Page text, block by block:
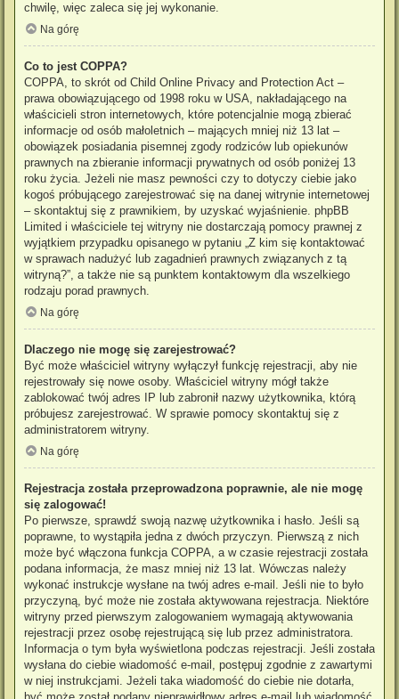
chwilę, więc zaleca się jej wykonanie.
Na górę
Co to jest COPPA?
COPPA, to skrót od Child Online Privacy and Protection Act –
prawa obowiązującego od 1998 roku w USA, nakładającego na
właścicieli stron internetowych, które potencjalnie mogą zbierać
informacje od osób małoletnich – mających mniej niż 13 lat –
obowiązek posiadania pisemnej zgody rodziców lub opiekunów
prawnych na zbieranie informacji prywatnych od osób poniżej 13
roku życia. Jeżeli nie masz pewności czy to dotyczy ciebie jako
kogoś próbującego zarejestrować się na danej witrynie internetowej
– skontaktuj się z prawnikiem, by uzyskać wyjaśnienie. phpBB
Limited i właściciele tej witryny nie dostarczają pomocy prawnej z
wyjątkiem przypadku opisanego w pytaniu „Z kim się kontaktować
w sprawach nadużyć lub zagadnień prawnych związanych z tą
witryną?”, a także nie są punktem kontaktowym dla wszelkiego
rodzaju porad prawnych.
Na górę
Dlaczego nie mogę się zarejestrować?
Być może właściciel witryny wyłączył funkcję rejestracji, aby nie
rejestrowały się nowe osoby. Właściciel witryny mógł także
zablokować twój adres IP lub zabronił nazwy użytkownika, którą
próbujesz zarejestrować. W sprawie pomocy skontaktuj się z
administratorem witryny.
Na górę
Rejestracja została przeprowadzona poprawnie, ale nie mogę
się zalogować!
Po pierwsze, sprawdź swoją nazwę użytkownika i hasło. Jeśli są
poprawne, to wystąpiła jedna z dwóch przyczyn. Pierwszą z nich
może być włączona funkcja COPPA, a w czasie rejestracji została
podana informacja, że masz mniej niż 13 lat. Wówczas należy
wykonać instrukcje wysłane na twój adres e-mail. Jeśli nie to było
przyczyną, być może nie została aktywowana rejestracja. Niektóre
witryny przed pierwszym zalogowaniem wymagają aktywowania
rejestracji przez osobę rejestrującą się lub przez administratora.
Informacja o tym była wyświetlona podczas rejestracji. Jeśli została
wysłana do ciebie wiadomość e-mail, postępuj zgodnie z zawartymi
w niej instrukcjami. Jeżeli taka wiadomość do ciebie nie dotarła,